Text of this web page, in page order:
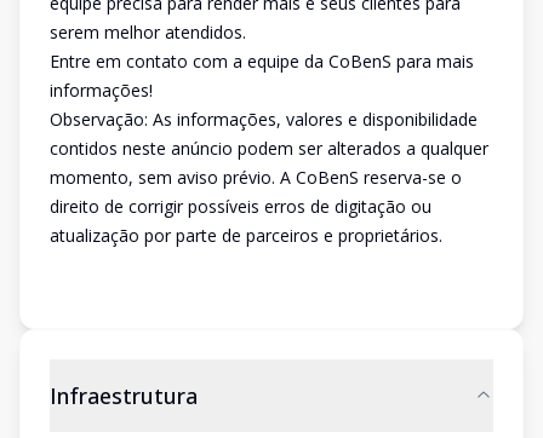
serem melhor atendidos.
Entre em contato com a equipe da CoBenS para mais
informações!
Observação: As informações, valores e disponibilidade
contidos neste anúncio podem ser alterados a qualquer
momento, sem aviso prévio. A CoBenS reserva-se o
direito de corrigir possíveis erros de digitação ou
atualização por parte de parceiros e proprietários.
Infraestrutura